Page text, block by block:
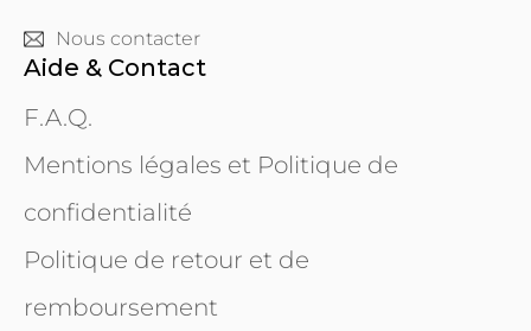
Nous contacter
Aide & Contact
F.A.Q.
Mentions légales et Politique de
confidentialité
Politique de retour et de
remboursement